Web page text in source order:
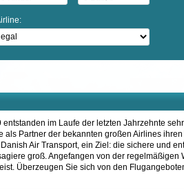
entstanden im Laufe der letzten Jahrzehnte
Partner der bekannten großen Airlines
Air Transport, ein Ziel: die sichere und
groß. Angefangen von der
Überzeugen Sie sich von den